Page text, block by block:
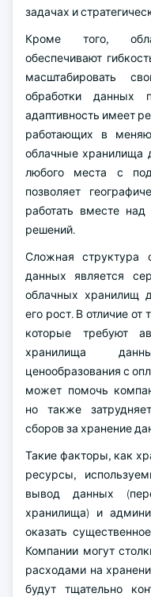
задачах и
Кроме того,
обеспечивают
масштабировать
обработки данных
адаптивность имеет
работающих в
облачные хранилища
любого места с
позволяет
работать вместе
решений.
Сложная структура
данных является
облачных хранилищ
его рост. В отличие
которые требуют
хранилища
ценообразования с
может помочь
но также
сборов за хранение
Такие факторы, как
ресурсы,
вывод данных
хранилища) и
оказать
Компании могут
расходами на
будут тщательно